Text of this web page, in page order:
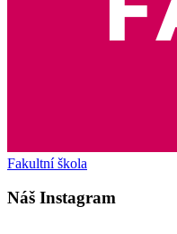
Fakultní škola
Náš Instagram